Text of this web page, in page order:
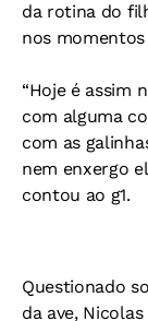
da rotina do
nos momentos
“Hoje é assim
com alguma
com as
nem enxergo
contou ao g1.
Questionado
da ave,